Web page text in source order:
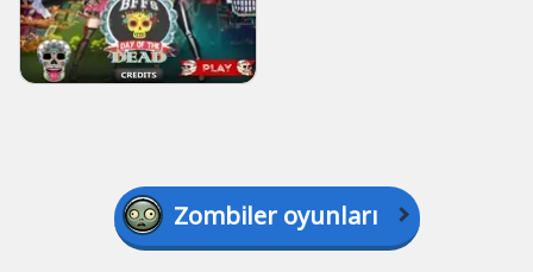
Zombiler oyunları